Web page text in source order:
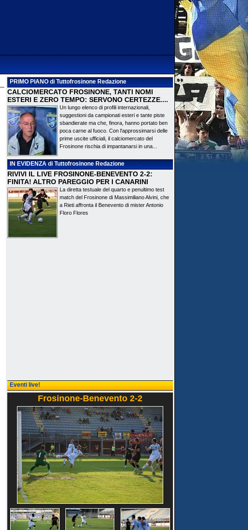
PRIMO PIANOdi Tuttofrosinone Redazione
CALCIOMERCATO FROSINONE, TANTI NOMI
ESTERI E ZERO TEMPO: SERVONO CERTEZZE....
Un lungo elenco di profili internazionali,
suggestioni da campionati esteri e tante piste
sbandierate ma che, finora, hanno portato ben
poca carne al fuoco. Con l'approssimarsi delle
prime uscite ufficiali, il calciomercato del
Frosinone rischia di impantanarsi in una...
IN EVIDENZAdi Tuttofrosinone Redazione
RIVIVI IL LIVE FROSINONE-BENEVENTO 2-2:
FINITA! ALTRO PAREGGIO PER I CANARINI
La diretta testuale del quarto e penultimo test
match del Frosinone di Massimiliano Alvini, che
a Rieti affronta il Benevento di mister Antonio
Floro Flores
Eventi live!
Frosinone-Benevento 2-2